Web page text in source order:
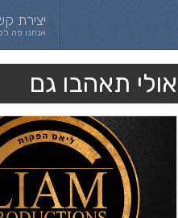
יצירת
אנחנו פה
אולי תאהבו גם